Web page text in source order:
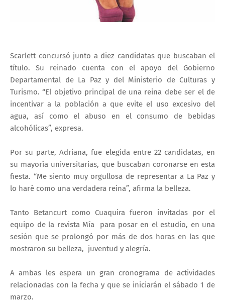
Scarlett concursó junto a diez candidatas que buscaban el
título. Su reinado cuenta con el apoyo del Gobierno
Departamental de La Paz y del Ministerio de Culturas y
Turismo. “El objetivo principal de una reina debe ser el de
incentivar a la población a que evite el uso excesivo del
agua, así como el abuso en el consumo de bebidas
alcohólicas”, expresa.
Por su parte, Adriana, fue elegida entre 22 candidatas, en
su mayoría universitarias, que buscaban coronarse en esta
fiesta. “Me siento muy orgullosa de representar a La Paz y
lo haré como una verdadera reina”, afirma la belleza.
Tanto Betancurt como Cuaquira fueron invitadas por el
equipo de la revista Mía para posar en el estudio, en una
sesión que se prolongó por más de dos horas en las que
mostraron su belleza, juventud y alegría.
A ambas les espera un gran cronograma de actividades
relacionadas con la fecha y que se iniciarán el sábado 1 de
marzo.